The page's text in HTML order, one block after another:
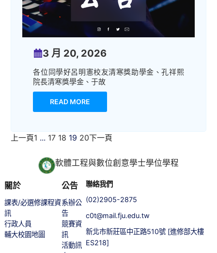
3 月 20, 2026
各位同學好呂明憲校友清寒獎助學金、孔祥熙
院長清寒獎學金、于故
READ MORE
上一頁1 ... 17 18 19 20下一頁
軟體工程與數位創意學士學位學程
關於
課表/必選修課程資
訊
行政人員
輔大校園地圖
公告
系辦公
告
競賽資
訊
活動訊
聯絡我們
(02)2905-2875
c0t@mail.fju.edu.tw
新北市新莊區中正路510號 [進修部大樓
ES218]